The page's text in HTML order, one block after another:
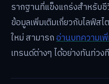
รากฐานที่แข็งแกร่งสำหรับชี
ข้อมูลเพิ่มเติมเกี่ยวกับไลฟ์ส
ใหม่ สามารถอ่านบทความเ
เทรนด์ต่างๆ ได้อย่างทันท่วงที